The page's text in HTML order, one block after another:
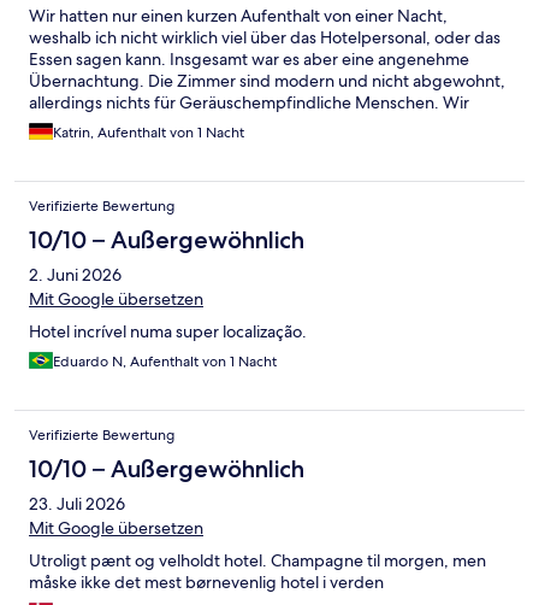
Wir hatten nur einen kurzen Aufenthalt von einer Nacht,
weshalb ich nicht wirklich viel über das Hotelpersonal, oder das
Essen sagen kann. Insgesamt war es aber eine angenehme
Übernachtung. Die Zimmer sind modern und nicht abgewohnt,
allerdings nichts für Geräuschempfindliche Menschen. Wir
hatten etwas Kalk in der Dusche und ein geöffnetes Amenity
Kit, sonst aber ein sauberes Zimmer. Besonders gefallen hat uns
sind super erreichbar, wir fühlten uns sehr sicher und hatten
einen Shuttle zum Airport quasi direkt vor der Tür.
Katrin, Aufenthalt von 1 Nacht
Verifizierte Bewertung
10/10 – Außergewöhnlich
2. Juni 2026
Mit Google übersetzen
Hotel incrível numa super localização.
Eduardo N, Aufenthalt von 1 Nacht
Verifizierte Bewertung
10/10 – Außergewöhnlich
23. Juli 2026
Mit Google übersetzen
Utroligt pænt og velholdt hotel. Champagne til morgen, men
måske ikke det mest børnevenlig hotel i verden